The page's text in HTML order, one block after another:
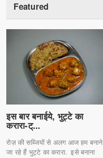
Featured
इस बार बनाईये, भुट्टे का
करारा-ट्...
रोज़ की सब्जियों से अलग आज हम बनाने
जा रहे हैं भुट्टे का करारा. इसे बनाना